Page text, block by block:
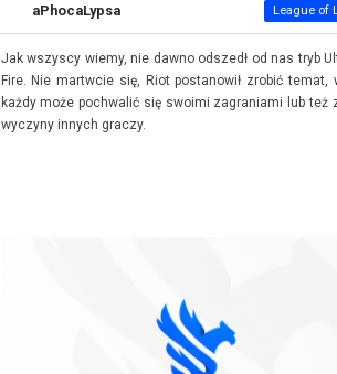
aPhocaLypsa League of
Jak wszyscy wiemy, nie dawno odszedł od nas tryb
Fire. Nie martwcie się, Riot postanowił zrobić temat,
każdy może pochwalić się swoimi zagraniami lub też
wyczyny innych graczy.